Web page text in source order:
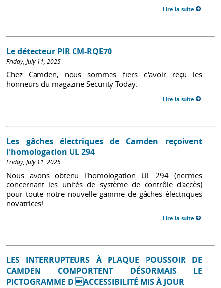
Lire la suite
Le détecteur PIR CM-RQE70
Friday, July 11, 2025
Chez Camden, nous sommes fiers d'avoir reçu les
honneurs du magazine Security Today.
Lire la suite
Les gâches électriques de Camden reçoivent
l'homologation UL 294
Friday, July 11, 2025
Nous avons obtenu l'homologation UL 294 (normes
concernant les unités de système de contrôle d'accès)
pour toute notre nouvelle gamme de gâches électriques
novatrices!
Lire la suite
LES INTERRUPTEURS À PLAQUE POUSSOIR DE
CAMDEN COMPORTENT DÉSORMAIS LE
PICTOGRAMME D ACCESSIBILITÉ MIS À JOUR